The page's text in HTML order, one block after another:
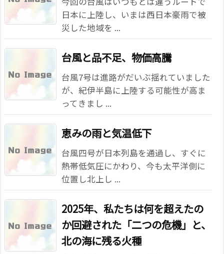
日本に上陸し、いまは西日本豪雨で被
災した地域を ...
台風と品不足、物価高騰
台風7号は進路がだいぶ揺れていました
が、紀伊半島に上陸する可能性が高ま
ってきまし ...
恵みの雨と気温低下
台風四号が日本列島を通過し、すぐに
熱帯低気圧にかわり、今も太平洋側に
位置し北上し ...
2025年、私たちは何を超えたの
か――回避された「二つの危機」と、
北の海に残る火種